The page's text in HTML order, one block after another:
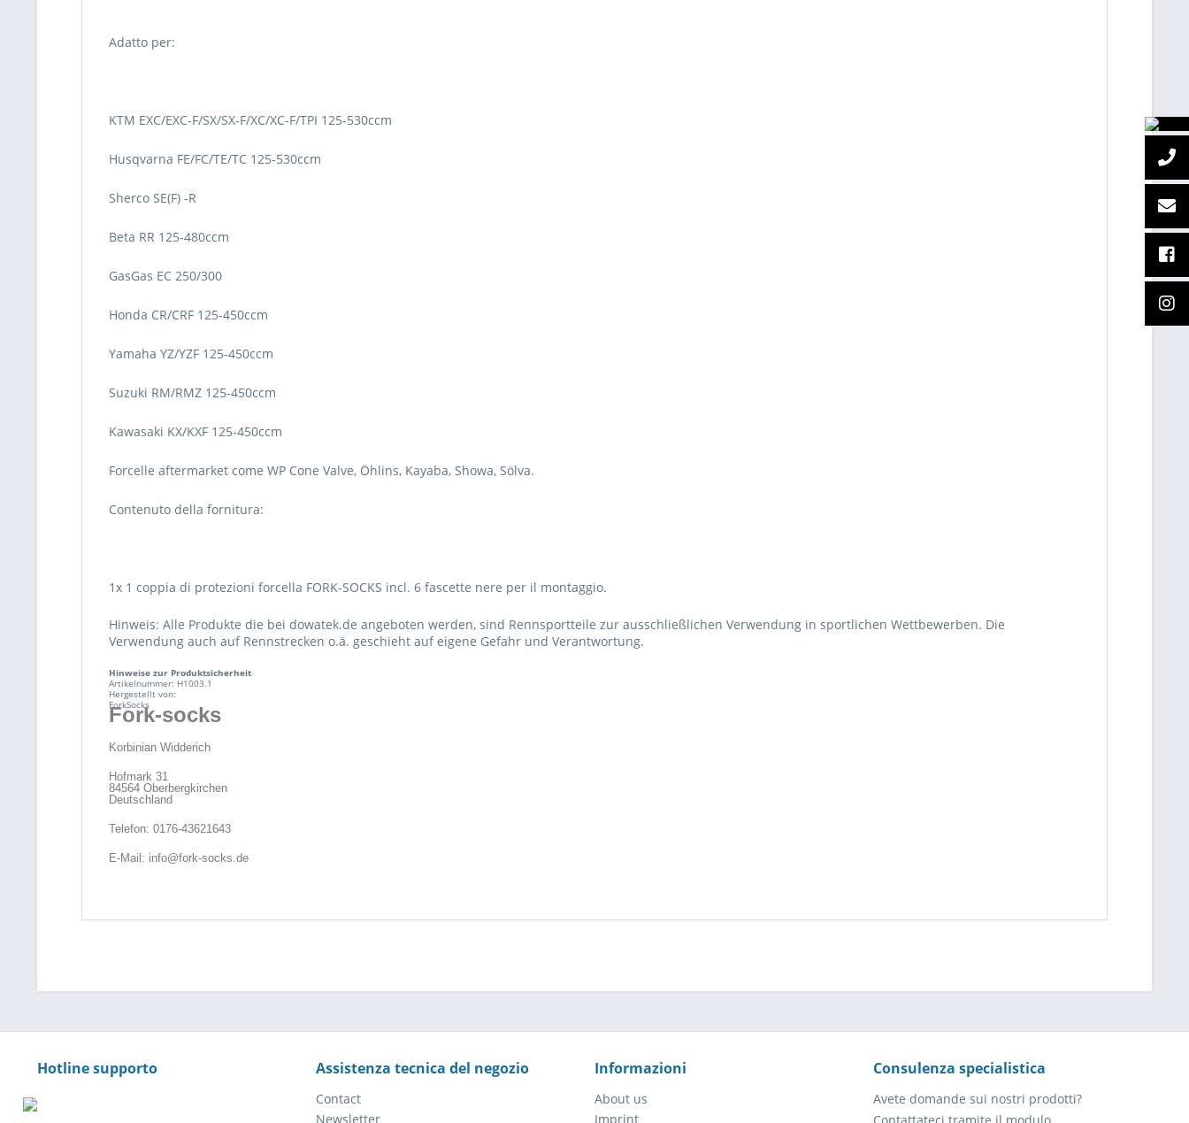
Adatto per:
KTM EXC/EXC-F/SX/SX-F/XC/XC-F/TPI 125-530ccm
Husqvarna FE/FC/TE/TC 125-530ccm
Sherco SE(F) -R
Beta RR 125-480ccm
GasGas EC 250/300
Honda CR/CRF 125-450ccm
Yamaha YZ/YZF 125-450ccm
Suzuki RM/RMZ 125-450ccm
Kawasaki KX/KXF 125-450ccm
Forcelle aftermarket come WP Cone Valve, Öhlins, Kayaba, Showa, Sölva.
Contenuto della fornitura:
1x 1 coppia di protezioni forcella FORK-SOCKS incl. 6 fascette nere per il montaggio.
Hinweis: Alle Produkte die bei dowatek.de angeboten werden, sind Rennsportteile zur ausschließlichen Verwendung in sportlichen Wettbewerben. Die
Verwendung auch auf Rennstrecken o.ä. geschieht auf eigene Gefahr und Verantwortung.
Hinweise zur Produktsicherheit
Artikelnummer: H1003.1
Hergestellt von:
ForkSocks
Fork-socks
Korbinian Widderich
Hofmark 31
84564 Oberbergkirchen
Deutschland
Telefon: 0176-43621643
E-Mail: info@fork-socks.de
Hotline supporto Assistenza tecnica del negozio
Contact
Newsletter
Informazioni
About us
Imprint
Consulenza specialistica
Avete domande sui nostri prodotti?